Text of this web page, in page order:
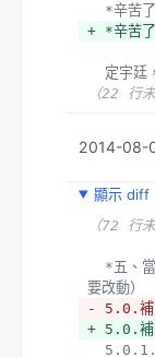
  *辛苦了
+ *辛苦
定宇
（22 行
2014-08-
顯示 diff
（72 行
要改動）
- 5.0.補
+ 5.0.補